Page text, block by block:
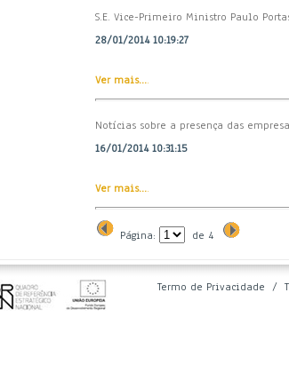
S.E. Vice-Primeiro Ministro Paulo
28/01/2014 10:19:27
Ver mais....
Notícias sobre a presença das
16/01/2014 10:31:15
Ver mais....
Página: de 4
Termo de Privacidade /